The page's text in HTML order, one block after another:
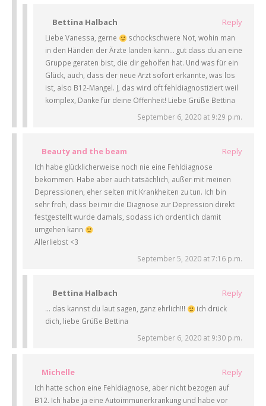
Bettina Halbach Reply
Liebe Vanessa, gerne
schockschwere Not, wohin man
in den Händen der Ärzte landen kann… gut dass du an eine
Gruppe geraten bist, die dir geholfen hat. Und was für ein
Glück, auch, dass der neue Arzt sofort erkannte, was los
ist, also B12-Mangel. J, das wird oft fehldiagnostiziert weil
komplex, Danke für deine Offenheit! Liebe Grüße Bettina
September 6, 2020 at 9:29 p.m.
Beauty and the beam Reply
Ich habe glücklicherweise noch nie eine Fehldiagnose
bekommen. Habe aber auch tatsächlich, außer mit meinen
Depressionen, eher selten mit Krankheiten zu tun. Ich bin
sehr froh, dass bei mir die Diagnose zur Depression direkt
festgestellt wurde damals, sodass ich ordentlich damit
umgehen kann
Allerliebst <3
September 5, 2020 at 7:16 p.m.
Bettina Halbach Reply
… das kannst du laut sagen, ganz ehrlich!!!
ich drück
dich, liebe Grüße Bettina
September 6, 2020 at 9:30 p.m.
Michelle Reply
Ich hatte schon eine Fehldiagnose, aber nicht bezogen auf
B12. Ich habe ja eine Autoimmunerkrankung und habe vor